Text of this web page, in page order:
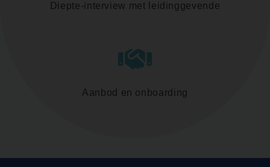
Diepte-interview met leidinggevende
Aanbod en onboarding